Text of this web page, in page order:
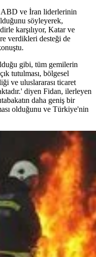
ABD ve İran liderlerinin
söyleyerek,
karşılıyor, Katar ve
verdikleri desteği de
gibi, tüm gemilerin
tutulması, bölgesel
ve uluslararası ticaret
diyen Fidan, ilerleyen
daha geniş bir
olduğunu ve Türkiye'nin